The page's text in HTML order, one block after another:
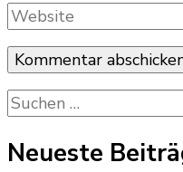
Website
Suchen
nach:
Neueste